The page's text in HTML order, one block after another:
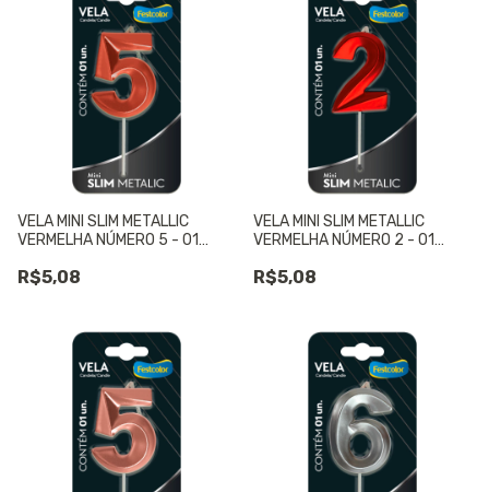
VELA MINI SLIM METALLIC
VERMELHA NÚMERO 5 - 01
R$5,08
VELA MINI SLIM METALLIC
VERMELHA NÚMERO 2 - 01
R$5,08